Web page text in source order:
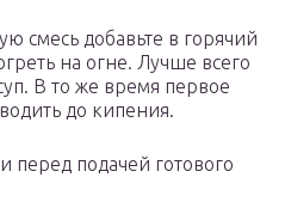
смесь добавьте в горячий
на огне. Лучше всего
В то же время первое
до кипения.
перед подачей готового